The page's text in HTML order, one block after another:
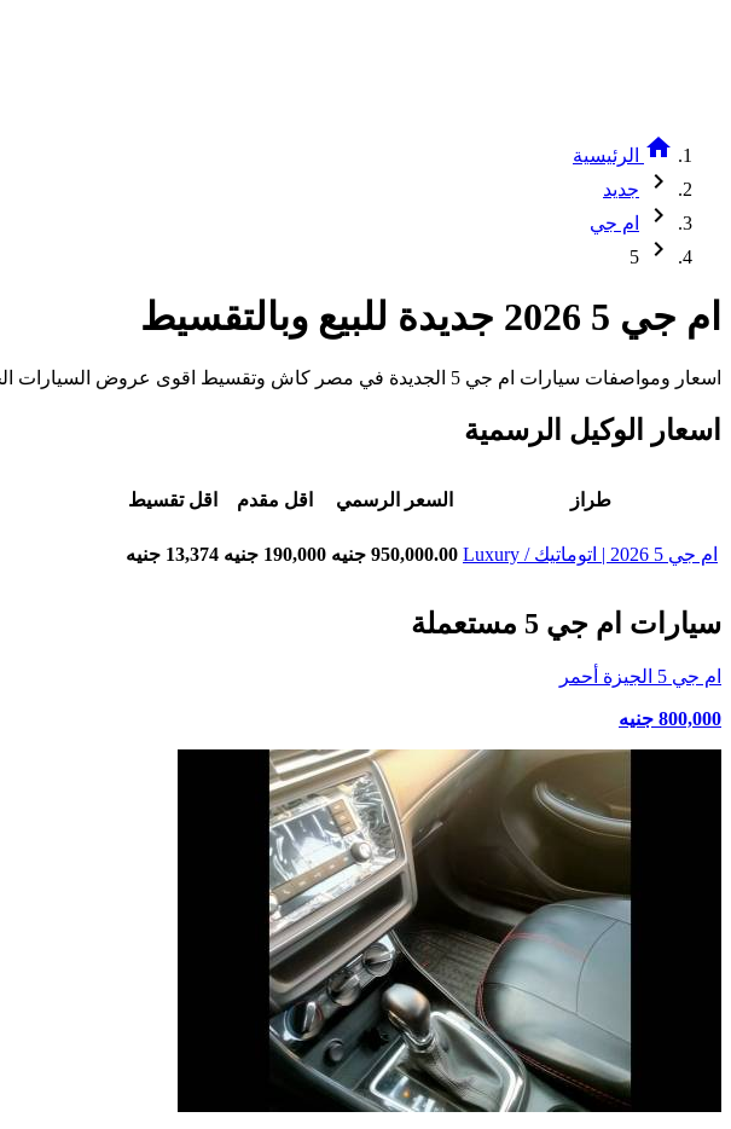
home الرئيسية
chevron_right جديد
chevron_right ام جي
chevron_right
5
ام جي 5 2026 جديدة للبيع وبالتقسيط
اسعار ومواصفات سيارات ام جي 5 الجديدة في مصر كاش وتقسيط اقوى عروض السيارات الجديدة وانظمة التقسيط
اسعار الوكيل الرسمية
طراز السعر الرسمي اقل مقدم اقل تقسيط
ام جي 5 2026 | اتوماتيك / Luxury 950,000.00 جنيه 190,000 جنيه 13,374 جنيه
سيارات ام جي 5 مستعملة
ام جي 5 الجيزة أحمر
800,000 جنيه